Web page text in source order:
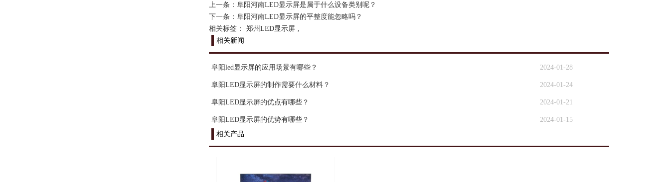
上一条： 阜阳河南LED显示屏是属于什么设备类别呢？
下一条： 阜阳河南LED显示屏的平整度能忽略吗？
相关标签：
郑州LED显示屏 ,
相关新闻
阜阳led显示屏的应用场景有哪些？ 2024-01-28
阜阳LED显示屏的制作需要什么材料？ 2024-01-24
阜阳LED显示屏的优点有哪些？ 2024-01-21
阜阳LED显示屏的优势有哪些？
2024-01-15
相关产品